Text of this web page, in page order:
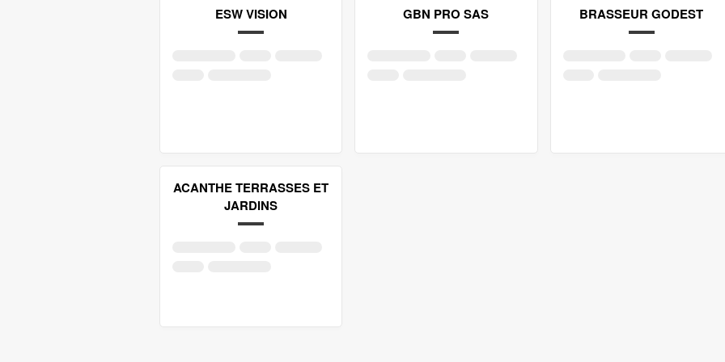
ESW VISION GBN PRO SAS BRASSEUR GODEST
ACANTHE TERRASSES ET
JARDINS